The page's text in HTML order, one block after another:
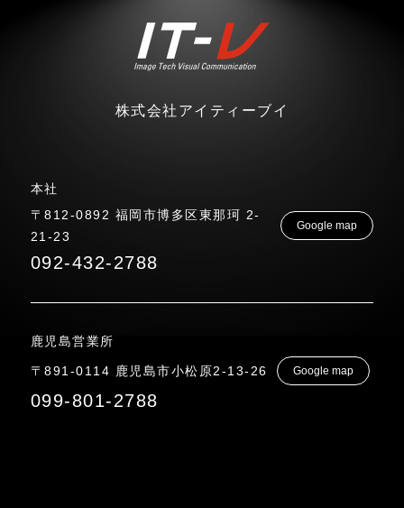
株式会社アイティーブイ
本社
〒812-0892 福岡市博多区東那珂 2-
21-23
Google map
092-432-2788
鹿児島営業所
〒891-0114 鹿児島市小松原2-13-26 Google map
099-801-2788